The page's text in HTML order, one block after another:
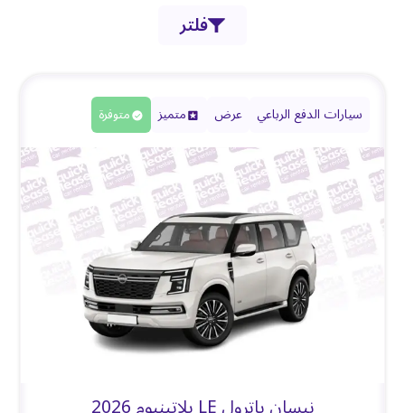
فلتر
سيارات الدفع الرباعي عرض متميز متوفرة